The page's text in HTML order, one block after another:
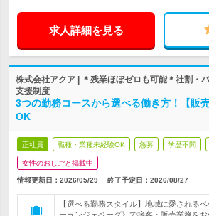
求人詳細を見る
株式会社アクア | ＊残業ほぼゼロも可能＊社割・
支援制度
3つの勤務コースから選べる働き方！【販
OK
正社員 職種・業種未経験OK 急募 学歴不問
女性のおしごと掲載中
情報更新日：2026/05/29 終了予定日： 2026/08/27
【選べる勤務スタイル】地域に愛される